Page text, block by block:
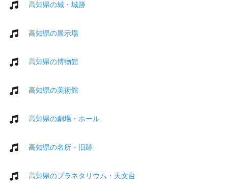
高知県の城・城跡
高知県の展示場
高知県の博物館
高知県の美術館
高知県の劇場・ホール
高知県の名所・旧跡
高知県のプラネタリウム・天文台